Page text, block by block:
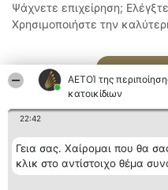
ΑΕΤΟΊ της
κατοικίδιων
22:42
Γεια σας. Χαίρομαι που θα
κλικ στο αντίστοιχο θέμα
Ψάχνετε επιχείρηση;
Χρησιμοποιήστε την